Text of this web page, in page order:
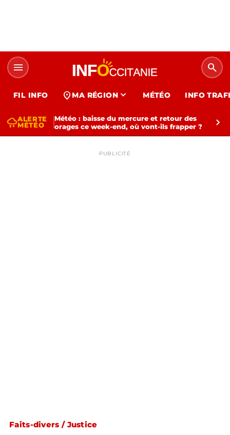
menu search
FIL INFO location_on MA RÉGION expand_more MÉTÉO INFO
thunderstormALERTE
MÉTÉO
Météo : baisse du mercure et retour des
orages ce week-end, où vont-ils frapper ?
chevron_right
PUBLICITÉ
Faits-divers / Justice